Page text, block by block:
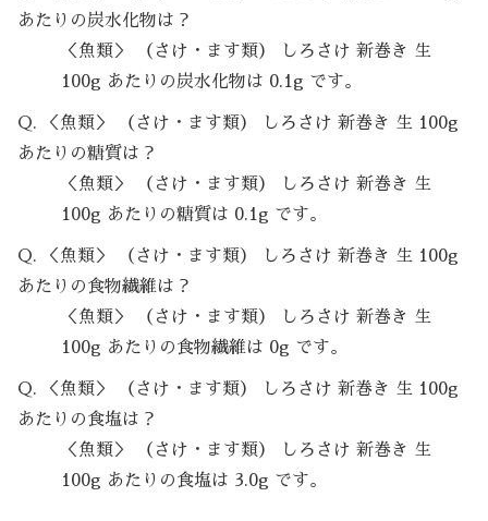
あたりの炭水化物は？
＜魚類＞ （さけ・ます類） しろさけ 新巻き 生
100g あたりの炭水化物は 0.1g です。
Q. ＜魚類＞ （さけ・ます類） しろさけ 新巻き 生 100g
あたりの糖質は？
＜魚類＞ （さけ・ます類） しろさけ 新巻き 生
100g あたりの糖質は 0.1g です。
Q. ＜魚類＞ （さけ・ます類） しろさけ 新巻き 生 100g
あたりの食物繊維は？
＜魚類＞ （さけ・ます類） しろさけ 新巻き 生
100g あたりの食物繊維は 0g です。
Q. ＜魚類＞ （さけ・ます類） しろさけ 新巻き 生 100g
あたりの食塩は？
＜魚類＞ （さけ・ます類） しろさけ 新巻き 生
100g あたりの食塩は 3.0g です。